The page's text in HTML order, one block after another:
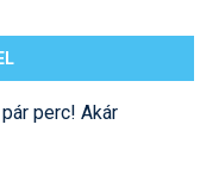
perc! Akár